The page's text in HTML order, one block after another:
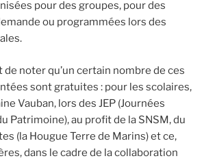
pour des groupes, pour des
ou programmées lors des
noter qu’un certain nombre de ces
sont gratuites : pour les scolaires,
Vauban, lors des JEP (Journées
Patrimoine), au profit de la SNSM, du
(la Hougue Terre de Marins) et ce,
dans le cadre de la collaboration